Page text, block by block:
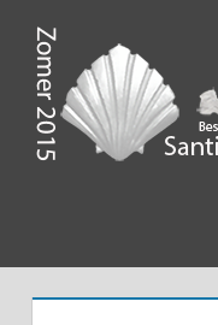
naar
inhoudZomer
2015,
Santiago